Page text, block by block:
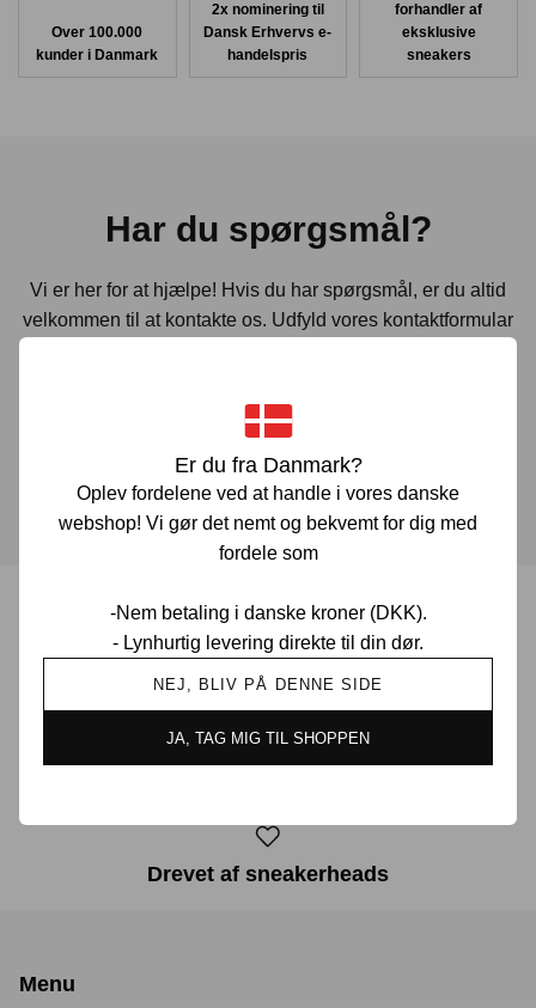
Er du fra Danmark?
Oplev fordelene ved at handle i vores danske
webshop! Vi gør det nemt og bekvemt for dig med
fordele som
-Nem betaling i danske kroner (DKK).
- Lynhurtig levering direkte til din dør.
NEJ, BLIV PÅ DENNE SIDE
JA, TAG MIG TIL SHOPPEN
Over 100.000
kunder i Danmark
2x nominering til
Dansk Erhvervs e-
handelspris
forhandler af
eksklusive
sneakers
Har du spørgsmål?
Vi er her for at hjælpe! Hvis du har spørgsmål, er du altid
velkommen til at kontakte os. Udfyld vores kontaktformular
KONTAKT OS
Prisgaranti i Danmark
Drevet af sneakerheads
Menu